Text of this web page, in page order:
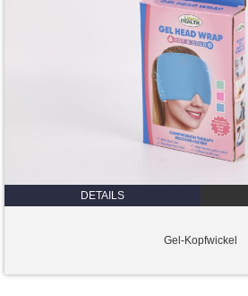
DETAILS
Gel-Kopfwickel